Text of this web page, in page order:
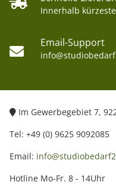
Innerhalb
Email-Support
Im Gewerbegebiet 7,
Tel: +49 (0) 9625 9092085
Email:
Hotline Mo-Fr. 8 - 14Uhr